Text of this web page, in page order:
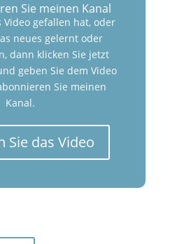
Sie meinen Kanal
Video gefallen hat, oder
neues gelernt oder
dann klicken Sie jetzt
geben Sie dem Video
Sie meinen
Kanal.
Sie das Video